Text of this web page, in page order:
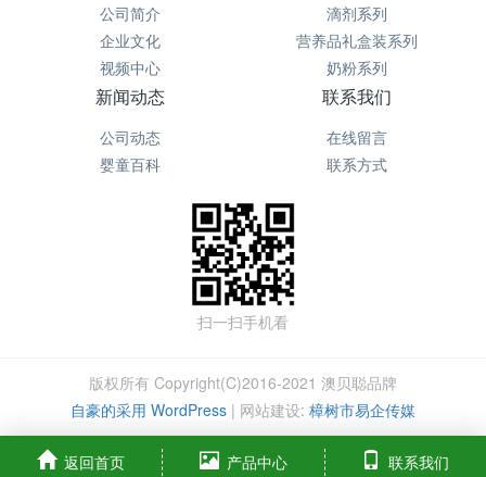
公司简介
企业文化
视频中心
滴剂系列
营养品礼盒装系列
奶粉系列
新闻动态
公司动态
婴童百科
联系我们
在线留言
联系方式
扫一扫手机看
版权所有 Copyright(C)2016-2021 澳贝聪品牌
自豪的采用 WordPress | 网站建设: 樟树市易企传媒
返回首页 产品中心 联系我们